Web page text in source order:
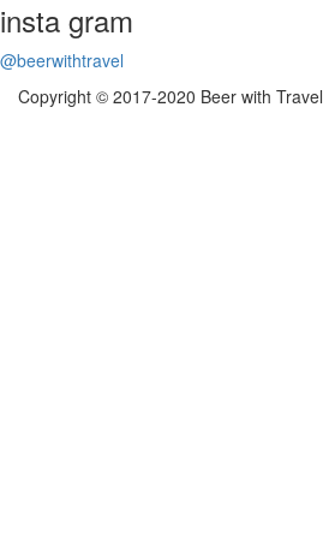
insta gram
@beerwithtravel
Copyright © 2017-2020 Beer with Travel